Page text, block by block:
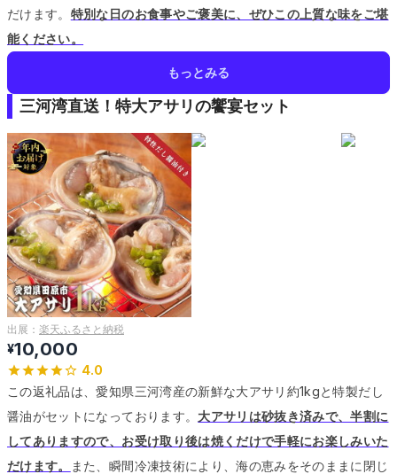
だけます。 特別な日のお食事やご褒美に、ぜひこの上質な味をご堪
能ください。
もっとみる
三河湾直送！特大アサリの饗宴セット
出展： 楽天ふるさと納税
¥10,000
4.0
この返礼品は、愛知県三河湾産の新鮮な大アサリ約1kgと特製だし
醤油がセットになっております。 大アサリは砂抜き済みで、半割に
してありますので、お受け取り後は焼くだけで手軽にお楽しみいた
だけます。
また、瞬間冷凍技術により、海の恵みをそのままに閉じ